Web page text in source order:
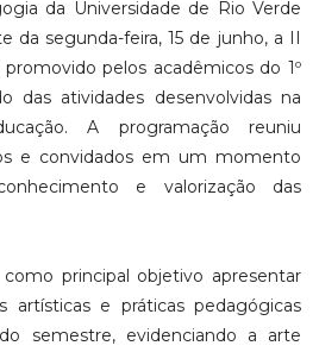
da Universidade de Rio Verde
da segunda-feira, 15 de junho, a II
pelos acadêmicos do 1º
das atividades desenvolvidas na
A programação reuniu
e convidados em um momento
e valorização das
principal objetivo apresentar
artísticas e práticas pedagógicas
semestre, evidenciando a arte